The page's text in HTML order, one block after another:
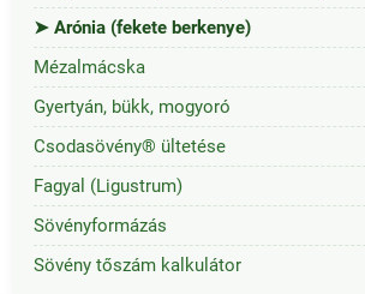
Arónia (fekete berkenye)
Mézalmácska
Gyertyán, bükk, mogyoró
Csodasövény® ültetése
Fagyal (Ligustrum)
Sövényformázás
Sövény tőszám kalkulátor